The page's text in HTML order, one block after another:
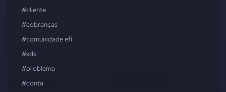
#cliente
#cobranças
#comunidade efí
#sdk
#problema
#conta